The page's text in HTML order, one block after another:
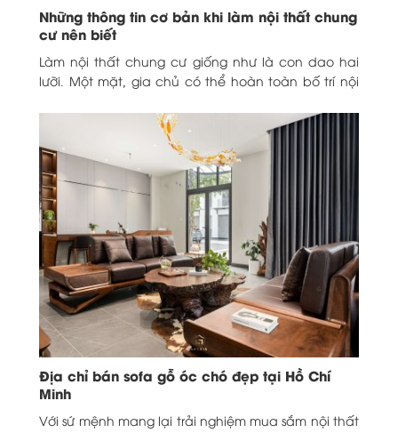
Những thông tin cơ bản khi làm nội thất chung
cư nên biết
Làm nội thất chung cư giống như là con dao hai
lưỡi. Một mặt, gia chủ có thể hoàn toàn bố trí nội
Địa chỉ bán sofa gỗ óc chó đẹp tại Hồ Chí
Minh
Với sứ mệnh mang lại trải nghiệm mua sắm nội thất